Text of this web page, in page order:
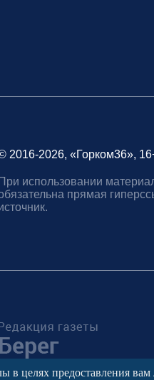
2016-2026, «Горком36»,
При использовании
прямая
в целях предоставления